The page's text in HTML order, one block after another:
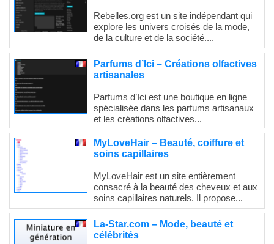
Rebelles.org est un site indépendant qui
explore les univers croisés de la mode,
de la culture et de la société....
Parfums d’Ici – Créations olfactives
artisanales
Parfums d’Ici est une boutique en ligne
spécialisée dans les parfums artisanaux
et les créations olfactives...
MyLoveHair – Beauté, coiffure et
soins capillaires
MyLoveHair est un site entièrement
consacré à la beauté des cheveux et aux
soins capillaires naturels. Il propose...
La-Star.com – Mode, beauté et
célébrités